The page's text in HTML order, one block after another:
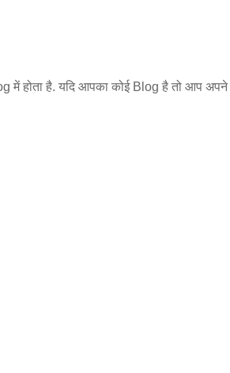
में होता है. यदि आपका कोई Blog है तो आप